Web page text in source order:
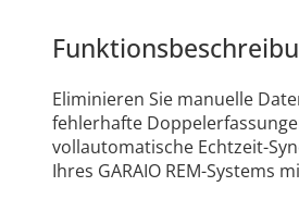
Eliminieren Sie manuelle
fehlerhafte
vollautomatische Echtzeit-
Ihres GARAIO REM-Systems